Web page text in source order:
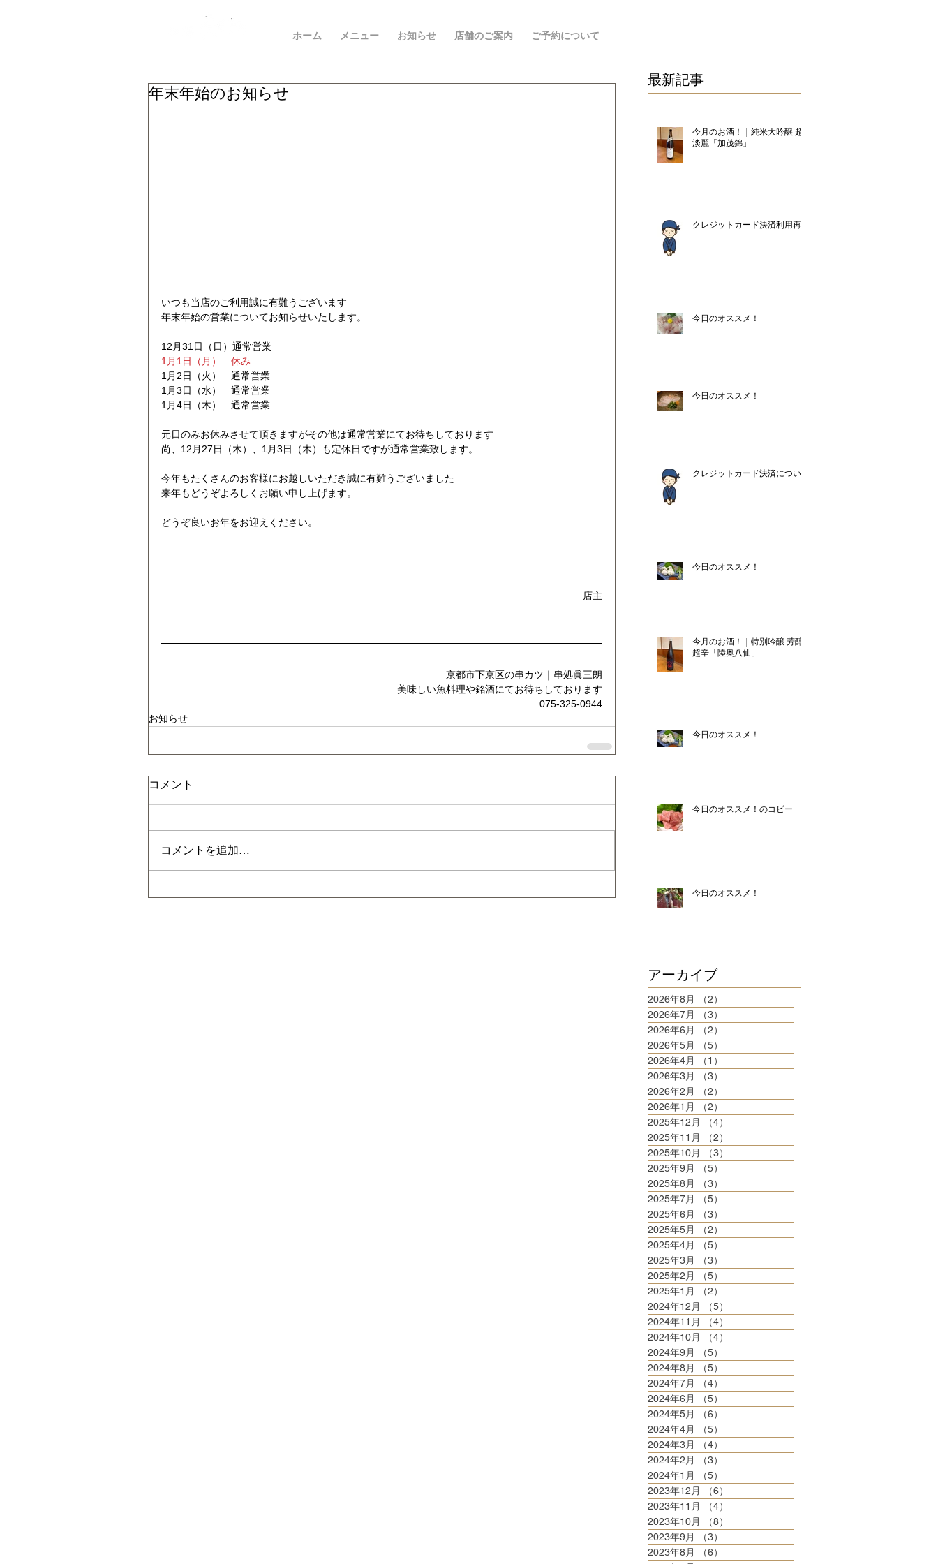
ホーム メニュー お知らせ 店舗のご案内 ご予約について
年末年始のお知らせ
いつも当店のご利用誠に有難うございます
年末年始の営業についてお知らせいたします。
12月31日（日）通常営業
1月1日（月）　休み
1月2日（火）　通常営業
1月3日（水）　通常営業
1月4日（木）　通常営業
元日のみお休みさせて頂きますがその他は通常営業にてお待ちしております
尚、12月27日（木）、1月3日（木）も定休日ですが通常営業致します。
今年もたくさんのお客様にお越しいただき誠に有難うございました
来年もどうぞよろしくお願い申し上げます。
どうぞ良いお年をお迎えください。
店主
京都市下京区の串カツ｜串処眞三朗
美味しい魚料理や銘酒にてお待ちしております
075-325-0944
お知らせ
コメント
コメントを追加…
最新記事
今月のお酒！｜純米大吟醸 超
淡麗「加茂錦」
クレジットカード決済利用再開
今日のオススメ！
今日のオススメ！
クレジットカード決済について
今日のオススメ！
今月のお酒！｜特別吟醸 芳醇
超辛「陸奥八仙」
今日のオススメ！
今日のオススメ！のコピー
今日のオススメ！
アーカイブ
2026年8月 （2）
2026年7月
（3）
2026年6月
（2）
2026年5月
（5）
2026年4月
（1）
2026年3月
（3）
2026年2月
（2）
2026年1月
（2）
2025年12月
（4）
2025年11月
（2）
2025年10月
（3）
2025年9月
（5）
2025年8月
（3）
2025年7月
（5）
2025年6月
（3）
2025年5月
（2）
2025年4月
（5）
2025年3月
（3）
2025年2月
（5）
2025年1月
（2）
2024年12月
（5）
2024年11月
（4）
2024年10月
（4）
2024年9月
（5）
2024年8月
（5）
2024年7月
（4）
2024年6月
（5）
2024年5月
（6）
2024年4月
（5）
2024年3月
（4）
2024年2月
（3）
2024年1月
（5）
2023年12月
（6）
2023年11月
（4）
2023年10月
（8）
2023年9月
（3）
2023年8月
（6）